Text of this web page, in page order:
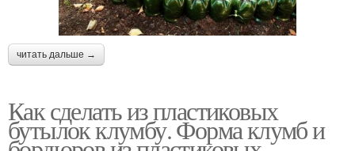
читать дальше →
Как сделать из пластиковых
бутылок клумбу. Форма клумб и